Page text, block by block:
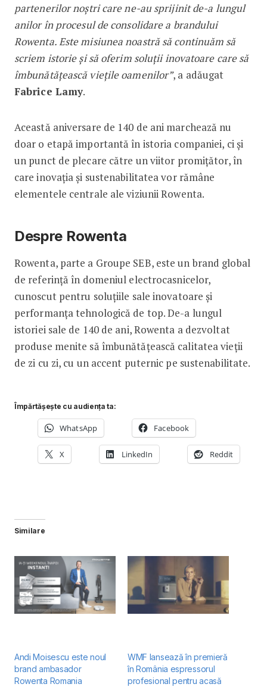
partenerilor noștri care ne-au sprijinit de-a lungul
anilor în procesul de consolidare a brandului
Rowenta. Este misiunea noastră să continuăm să
scriem istorie și să oferim soluții inovatoare care să
îmbunătățească viețile oamenilor”, a adăugat
Fabrice Lamy.
Această aniversare de 140 de ani marchează nu
doar o etapă importantă în istoria companiei, ci și
un punct de plecare către un viitor promițător, în
care inovația și sustenabilitatea vor rămâne
elementele centrale ale viziunii Rowenta.
Despre Rowenta
Rowenta, parte a Groupe SEB, este un brand global
de referință în domeniul electrocasnicelor,
cunoscut pentru soluțiile sale inovatoare și
performanța tehnologică de top. De-a lungul
istoriei sale de 140 de ani, Rowenta a dezvoltat
produse menite să îmbunătățească calitatea vieții
de zi cu zi, cu un accent puternic pe sustenabilitate.
Împărtășește cu audiența ta:
WhatsApp Facebook
X LinkedIn Reddit
Similare
Andi Moisescu este noul
brand ambasador
Rowenta Romania
WMF lansează în premieră
în România espressorul
profesional pentru acasă